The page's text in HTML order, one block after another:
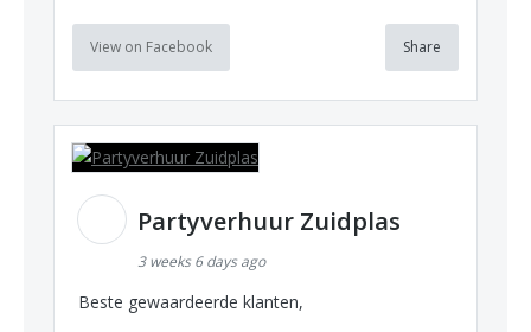
View on Facebook Share
Partyverhuur Zuidplas
3 weeks 6 days ago
Beste gewaardeerde klanten,